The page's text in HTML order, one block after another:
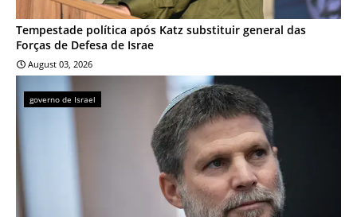
Tempestade política após Katz substituir general das
Forças de Defesa de Israe
August 03, 2026
governo de Israel